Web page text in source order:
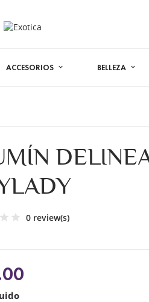
ACCESORIOS BELLEZA
0 review(s)